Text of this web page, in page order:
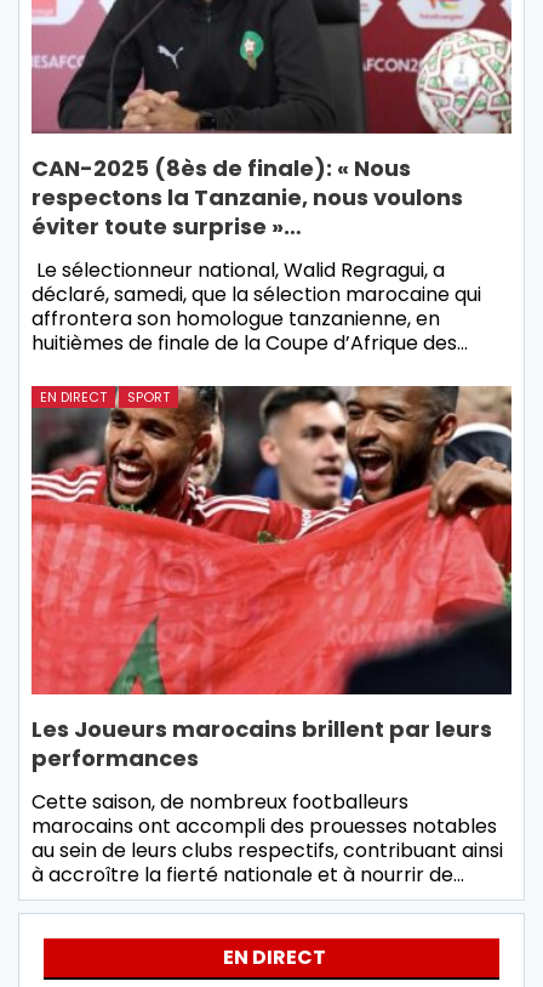
CAN-2025 (8ès de finale): « Nous
respectons la Tanzanie, nous voulons
éviter toute surprise »…
Le sélectionneur national, Walid Regragui, a
déclaré, samedi, que la sélection marocaine qui
affrontera son homologue tanzanienne, en
huitièmes de finale de la Coupe d’Afrique des…
EN DIRECT SPORT
Les Joueurs marocains brillent par leurs
performances
Cette saison, de nombreux footballeurs
marocains ont accompli des prouesses notables
au sein de leurs clubs respectifs, contribuant ainsi
à accroître la fierté nationale et à nourrir de…
EN DIRECT